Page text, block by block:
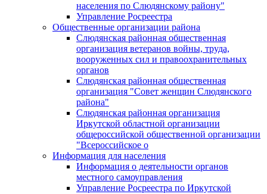
населения по Слюдянскому району"
Управление Росреестра
Общественные организации района
Слюдянская районная общественная
организация ветеранов войны, труда,
вооруженных сил и правоохранительных
органов
Слюдянская районная общественная
организация "Совет женщин Слюдянского
района"
Слюдянская районная организация
Иркутской областной организации
общероссийской общественной организации
"Всероссийское о
Информация для населения
Информация о деятельности органов
местного самоуправления
Управление Росреестра по Иркутской